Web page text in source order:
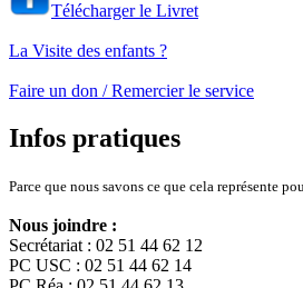
Télécharger le Livret
La Visite des enfants ?
Faire un don / Remercier le service
Infos pratiques
Parce que nous savons ce que cela représente
Nous joindre :
Secrétariat : 02 51 44 62 12
PC USC : 02 51 44 62 14